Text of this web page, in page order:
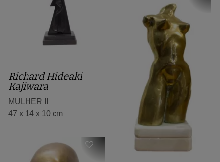
Richard Hideaki
Kajiwara
MULHER II
47 x 14 x 10 cm